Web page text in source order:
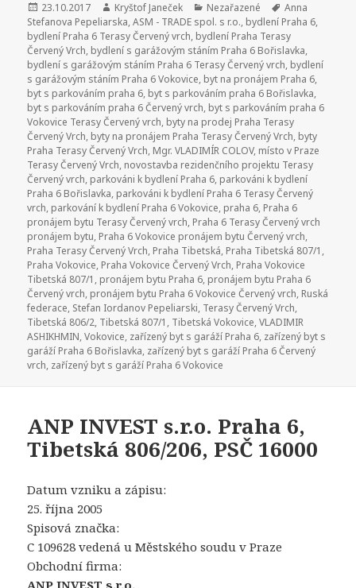
Publikováno:
23.10.2017 Autor:
Kryštof Janeček Rubriky:
Nezařazené Štítky:
Anna
Stefanova Pepeliarska,ASM - TRADE spol. s r.o., bydlení Praha 6,
bydlení Praha 6 Terasy Červený vrch, bydlení Praha Terasy
Červený Vrch, bydlení s garážovým stáním Praha 6 Bořislavka,
bydlení s garážovým stáním Praha 6 Terasy Červený vrch, bydlení
s garážovým stáním Praha 6 Vokovice, byt na pronájem Praha 6,
byt s parkováním praha 6, byt s parkováním praha 6 Bořislavka,
byt s parkováním praha 6 Červený vrch, byt s parkováním praha 6
Vokovice Terasy Červený vrch, byty na prodej Praha Terasy
Červený Vrch, byty na pronájem Praha Terasy Červený Vrch, byty
Praha Terasy Červený Vrch, Mgr. VLADIMÍR COLOV, místo v Praze
Terasy Červený Vrch, novostavba rezidenčního projektu Terasy
Červený vrch, parkováni k bydlení Praha 6, parkováni k bydlení
Praha 6 Bořislavka, parkováni k bydlení Praha 6 Terasy Červený
vrch, parkování k bydlení Praha 6 Vokovice, praha 6, Praha 6
pronájem bytu Terasy Červený vrch, Praha 6 Terasy Červený vrch
pronájem bytu, Praha 6 Vokovice pronájem bytu Červený vrch,
Praha Terasy Červený Vrch, Praha Tibetská, Praha Tibetská 807/1 ,
Praha Vokovice, Praha Vokovice Červený Vrch, Praha Vokovice
Tibetská 807/1 , pronájem bytu Praha 6, pronájem bytu Praha 6
Červený vrch, pronájem bytu Praha 6 Vokovice Červený vrch, Ruská
federace, Stefan Iordanov Pepeliarski, Terasy Červený Vrch,
Tibetská 806/2, Tibetská 807/1 , Tibetská Vokovice,VLADIMIR
ASHIKHMIN,Vokovice, zařízený byt s garáží Praha 6, zařízený byt s
garáží Praha 6 Bořislavka, zařízený byt s garáží Praha 6 Červený
vrch, zařízený byt s garáží Praha 6 Vokovice
ANP INVEST s.r.o. Praha 6,
Tibetská 806/206, PSČ 16000
Datum vzniku a zápisu:
25. října 2005
Spisová značka:
C 109628 vedená u Městského soudu v Praze
Obchodní firma:
ANP INVEST s.r.o.